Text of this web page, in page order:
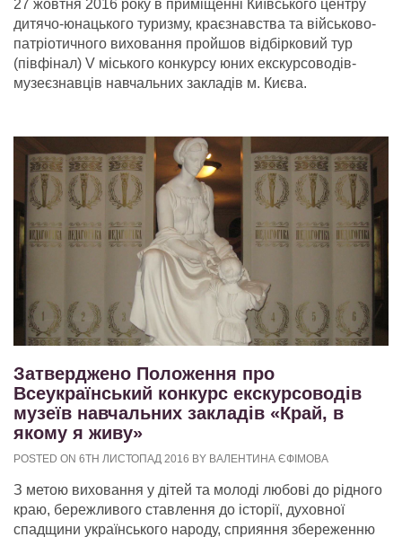
27 жовтня 2016 року в приміщенні Київського центру
дитячо-юнацького туризму, краєзнавства та військово-
патріотичного виховання пройшов відбірковий тур
(півфінал) V міського конкурсу юних екскурсоводів-
музеєзнавців навчальних закладів м. Києва.
Затверджено Положення про
Всеукраїнський конкурс екскурсоводів
музеїв навчальних закладів «Край, в
якому я живу»
POSTED ON 6TH ЛИСТОПАД 2016 BY ВАЛЕНТИНА ЄФІМОВА
З метою виховання у дітей та молоді любові до рідного
краю, бережливого ставлення до історії, духовної
спадщини українського народу, сприяння збереженню